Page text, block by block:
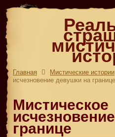
Главная Мистические истории
исчезновение девушки на границе
Мистическое
границе